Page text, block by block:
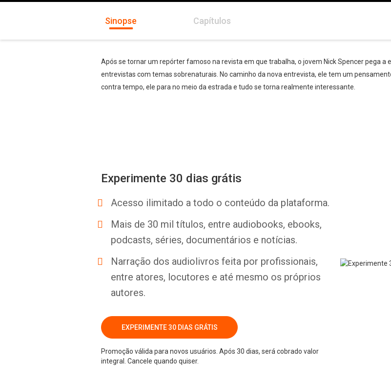
Sinopse Capítulos
Após se tornar um repórter famoso na revista em que trabalha, o jovem Nick Spencer pega a
entrevistas com temas sobrenaturais. No caminho da nova entrevista, ele tem um
contra tempo, ele para no meio da estrada e tudo se torna realmente interessante.
Experimente 30 dias grátis
Acesso ilimitado a todo o conteúdo da plataforma.
Mais de 30 mil títulos, entre audiobooks, ebooks,
podcasts, séries, documentários e notícias.
Narração dos audiolivros feita por profissionais,
entre atores, locutores e até mesmo os próprios
autores.
EXPERIMENTE 30 DIAS GRÁTIS
Promoção válida para novos usuários. Após 30 dias, será cobrado valor
integral. Cancele quando quiser.